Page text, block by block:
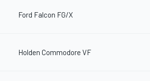
Ford Falcon FG/X
Holden Commodore VF